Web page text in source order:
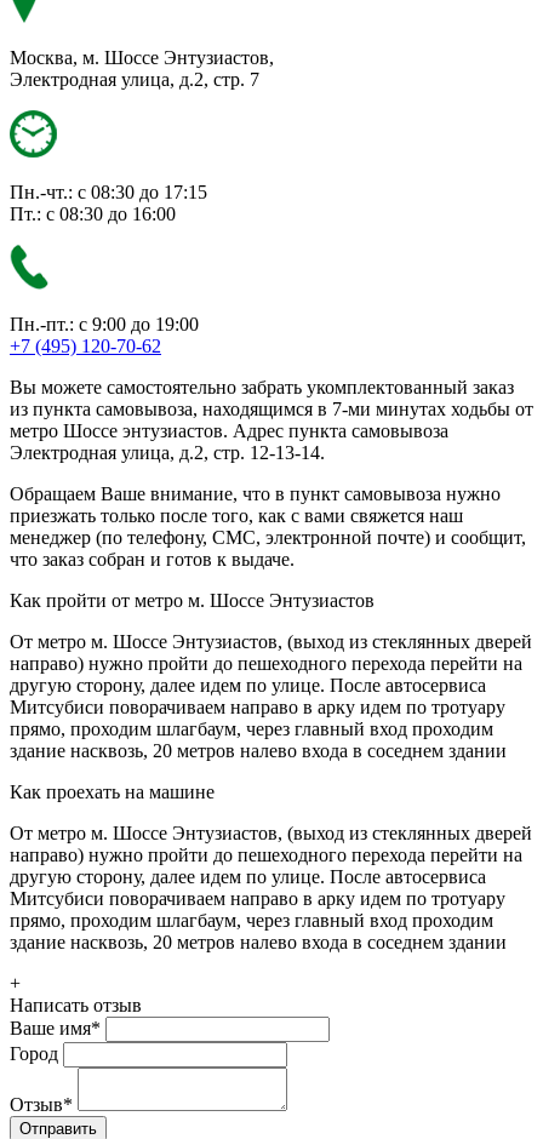
Москва, м. Шоссе Энтузиастов,
Электродная улица, д.2, стр. 7
Пн.-чт.: с 08:30 до 17:15
Пт.: с 08:30 до 16:00
Пн.-пт.: с 9:00 до 19:00
+7 (495) 120-70-62
Вы можете самостоятельно забрать укомплектованный заказ
из пункта самовывоза, находящимся в 7-ми минутах ходьбы от
метро Шоссе энтузиастов. Адрес пункта самовывоза
Электродная улица, д.2, стр. 12-13-14.
Обращаем Ваше внимание, что в пункт самовывоза нужно
приезжать только после того, как с вами свяжется наш
менеджер (по телефону, СМС, электронной почте) и сообщит,
что заказ собран и готов к выдаче.
Как пройти от метро м. Шоссе Энтузиастов
От метро м. Шоссе Энтузиастов, (выход из стеклянных дверей
направо) нужно пройти до пешеходного перехода перейти на
другую сторону, далее идем по улице. После автосервиса
Митсубиси поворачиваем направо в арку идем по тротуару
прямо, проходим шлагбаум, через главный вход проходим
здание насквозь, 20 метров налево входа в соседнем здании
Как проехать на машине
От метро м. Шоссе Энтузиастов, (выход из стеклянных дверей
направо) нужно пройти до пешеходного перехода перейти на
другую сторону, далее идем по улице. После автосервиса
Митсубиси поворачиваем направо в арку идем по тротуару
прямо, проходим шлагбаум, через главный вход проходим
здание насквозь, 20 метров налево входа в соседнем здании
+
Написать отзыв
Ваше имя*
Город
Отзыв*
Отправить